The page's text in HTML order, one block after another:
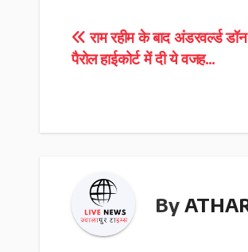
Post
navigation
राम रहीम के बाद अंडरवर्ल्ड
पैरोल हाईकोर्ट में दी ये वजह…
By